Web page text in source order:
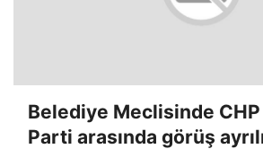
Belediye Meclisinde
Parti arasında görüş